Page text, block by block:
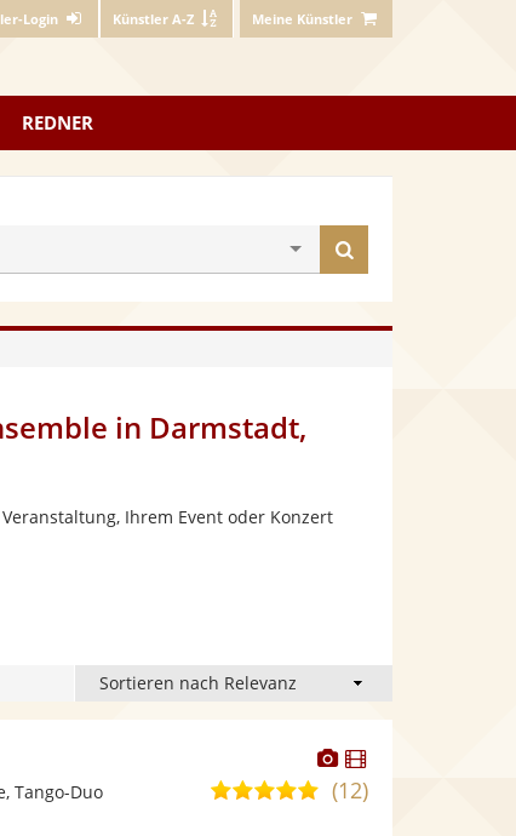
Login Künstler A-Z Meine Künstler
REDNER
finden
in Darmstadt,
Ihrem Event oder Konzert
Dieser
Künstler
stellt
Dieser
Künstler
5,0(12)
Tango-Duo